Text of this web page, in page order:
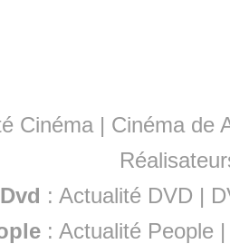
Cinéma | Cinéma de
Dvd : Actualité DVD |
:Actualité People